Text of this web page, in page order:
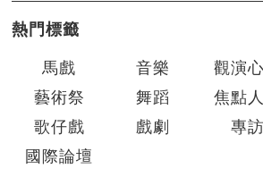
熱門標籤
馬戲 音樂 觀演
藝術祭
舞蹈 焦點
歌仔戲
戲劇 專訪
國際論壇